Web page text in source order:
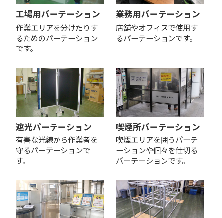
工場用パーテーション
作業エリアを分けたりす
るためのパーテーション
です。
業務用パーテーション
店舗やオフィスで使用す
るパーテーションです。
遮光パーテーション
有害な光線から作業者を
守るパーテーションで
す。
喫煙所パーテーション
喫煙エリアを囲うパーテ
ーションや個々を仕切る
パーテーションです。